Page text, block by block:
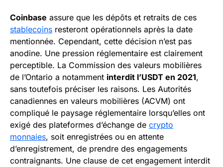
Coinbase assure que les dépôts et retraits de ces
stablecoins resteront opérationnels après la date
mentionnée. Cependant, cette décision n’est pas
anodine. Une pression réglementaire est clairement
perceptible. La Commission des valeurs mobilières
de l’Ontario a notamment interdit l’USDT en 2021,
sans toutefois préciser les raisons. Les Autorités
canadiennes en valeurs mobilières (ACVM) ont
compliqué le paysage réglementaire lorsqu’elles ont
exigé des plateformes d’échange de crypto
monnaies, soit enregistrées ou en attente
d’enregistrement, de prendre des engagements
contraignants. Une clause de cet engagement interdit